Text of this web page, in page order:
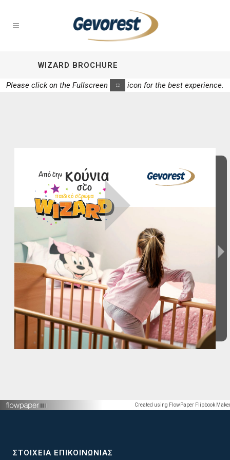
WIZARD BROCHURE
Please click on the Fullscreen icon for the best experience.
Created using FlowPaper Flipbook
ΣΤΟΙΧΕΊΑ ΕΠΙΚΟΙΝΩΝΊΑΣ